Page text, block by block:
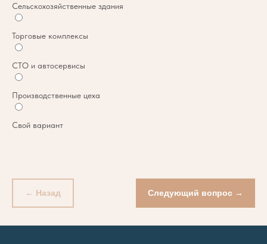
Сельскохозяйственные здания
Торговые комплексы
СТО и автосервисы
Производственные цеха
Свой вариант
← Назад Следующий вопрос →